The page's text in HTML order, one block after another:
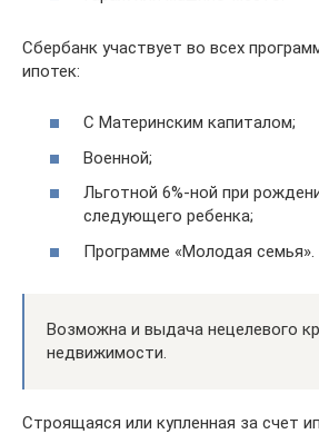
Сбербанк участвует во всех
ипотек:
С Материнским капиталом;
Военной;
Льготной 6%-ной при
следующего ребенка;
Программе «Молодая семья».
Возможна и выдача нецелевого
недвижимости.
Строящаяся или купленная за счет